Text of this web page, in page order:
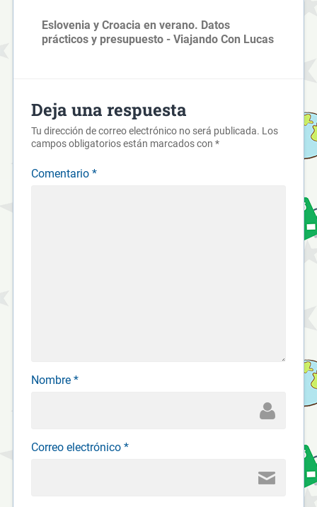
Eslovenia y Croacia en verano. Datos
prácticos y presupuesto - Viajando Con Lucas
Deja una respuesta
Tu dirección de correo electrónico no será publicada. Los
campos obligatorios están marcados con *
Comentario *
Nombre *
Correo electrónico *